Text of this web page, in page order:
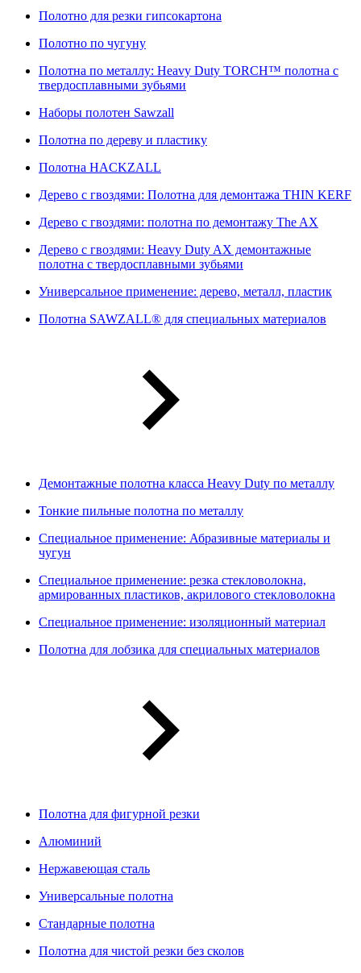
Полотно для резки гипсокартона
Полотно по чугуну
Полотна по металлу: Heavy Duty TORCH™ полотна с
твердосплавными зубьями
Наборы полотен Sawzall
Полотна по дереву и пластику
Полотна HACKZALL
Дерево с гвоздями: Полотна для демонтажа THIN KERF
Дерево с гвоздями: полотна по демонтажу The AX
Дерево с гвоздями: Heavy Duty AX демонтажные
полотна с твердосплавными зубьями
Универсальное применение: дерево, металл, пластик
Полотна SAWZALL® для специальных материалов
Демонтажные полотна класса Heavy Duty по металлу
Тонкие пильные полотна по металлу
Специальное применение: Абразивные материалы и
чугун
Специальное применение: резка стекловолокна,
армированных пластиков, акрилового стекловолокна
Специальное применение: изоляционный материал
Полотна для лобзика для специальных материалов
Полотна для фигурной резки
Алюминий
Нержавеющая сталь
Универсальные полотна
Стандарные полотна
Полотна для чистой резки без сколов